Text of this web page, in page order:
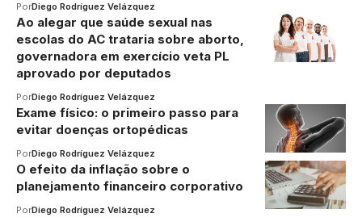
PorDiego Rodríguez Velázquez
Ao alegar que saúde sexual nas
escolas do AC trataria sobre aborto,
governadora em exercício veta PL
aprovado por deputados
PorDiego Rodríguez Velázquez
Exame físico: o primeiro passo para
evitar doenças ortopédicas
PorDiego Rodríguez Velázquez
O efeito da inflação sobre o
planejamento financeiro corporativo
PorDiego Rodríguez Velázquez